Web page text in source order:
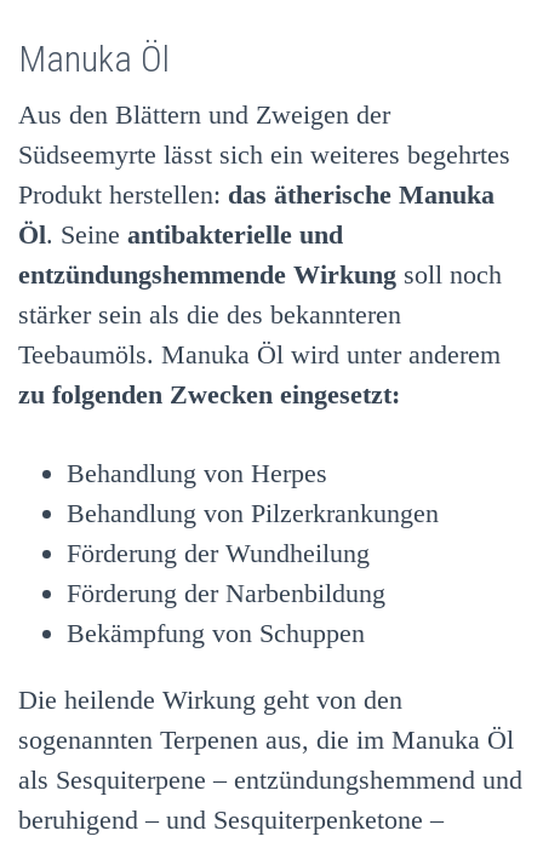
Manuka Öl
Aus den Blättern und Zweigen der
Südseemyrte lässt sich ein weiteres begehrtes
Produkt herstellen: das ätherische Manuka
Öl. Seine antibakterielle und
entzündungshemmende Wirkung soll noch
stärker sein als die des bekannteren
Teebaumöls. Manuka Öl wird unter anderem
zu folgenden Zwecken eingesetzt:
Behandlung von Herpes
Behandlung von Pilzerkrankungen
Förderung der Wundheilung
Förderung der Narbenbildung
Bekämpfung von Schuppen
Die heilende Wirkung geht von den
sogenannten Terpenen aus, die im Manuka Öl
als Sesquiterpene – entzündungshemmend und
beruhigend – und Sesquiterpenketone –